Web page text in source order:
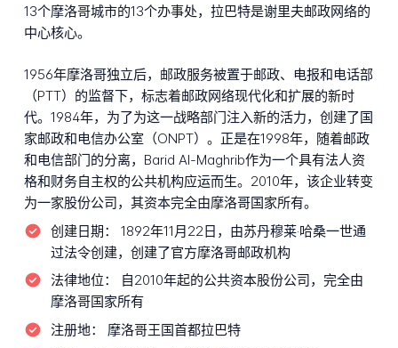
13个摩洛哥城市的13个办事处，拉巴特是谢里夫邮政网络的
中心核心。
1956年摩洛哥独立后，邮政服务被置于邮政、电报和电话部
（PTT）的监督下，标志着邮政网络现代化和扩展的新时
代。1984年，为了为这一战略部门注入新的活力，创建了国
家邮政和电信办公室（ONPT）。正是在1998年，随着邮政
和电信部门的分离，Barid Al-Maghrib作为一个具有法人资
格和财务自主权的公共机构应运而生。2010年，该企业转变
为一家股份公司，其资本完全由摩洛哥国家所有。
创建日期：
1892年11月22日，由苏丹穆莱·哈桑一世通
过法令创建，创建了官方摩洛哥邮政机构
法律地位：
自2010年起的公共资本股份公司，完全由
摩洛哥国家所有
注册地：
摩洛哥王国首都拉巴特